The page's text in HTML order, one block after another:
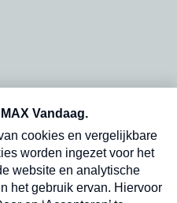
dinsdagochtend in
Verzend